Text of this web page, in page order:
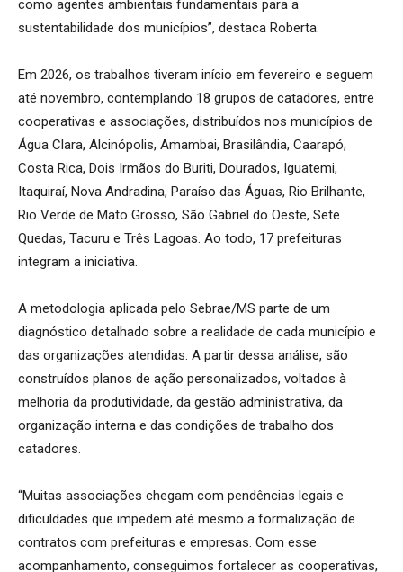
como agentes ambientais fundamentais para a
sustentabilidade dos municípios”, destaca Roberta.
Em 2026, os trabalhos tiveram início em fevereiro e seguem
até novembro, contemplando 18 grupos de catadores, entre
cooperativas e associações, distribuídos nos municípios de
Água Clara, Alcinópolis, Amambai, Brasilândia, Caarapó,
Costa Rica, Dois Irmãos do Buriti, Dourados, Iguatemi,
Itaquiraí, Nova Andradina, Paraíso das Águas, Rio Brilhante,
Rio Verde de Mato Grosso, São Gabriel do Oeste, Sete
Quedas, Tacuru e Três Lagoas. Ao todo, 17 prefeituras
integram a iniciativa.
A metodologia aplicada pelo Sebrae/MS parte de um
diagnóstico detalhado sobre a realidade de cada município e
das organizações atendidas. A partir dessa análise, são
construídos planos de ação personalizados, voltados à
melhoria da produtividade, da gestão administrativa, da
organização interna e das condições de trabalho dos
catadores.
“Muitas associações chegam com pendências legais e
dificuldades que impedem até mesmo a formalização de
contratos com prefeituras e empresas. Com esse
acompanhamento, conseguimos fortalecer as cooperativas,